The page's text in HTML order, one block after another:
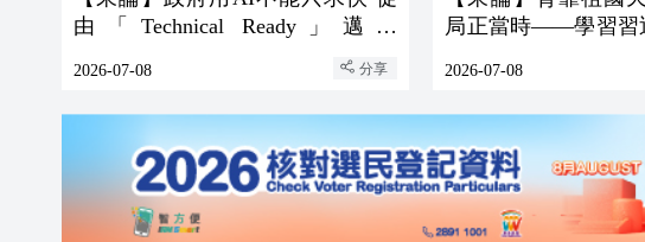
由「Technical Ready」邁向
2026-07-08 分享
局正當時——學習習
2026-07-08